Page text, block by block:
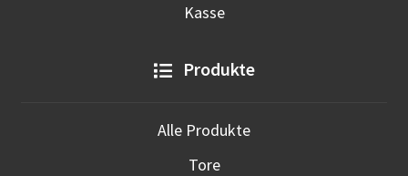
Kasse
Produkte
Alle Produkte
Tore